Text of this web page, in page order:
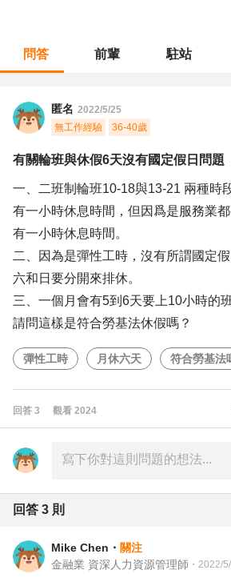
問答 前輩 駐站
匿名 2022/5/25
無工作經驗
36-40歲
有關輪班與休假6天沒有國定假日問題
一、二班制輪班10-18與13-21 兩種時
有一小時休息時間，但因爲是服務業
有一小時休息時間。
二、因為是彈性工時，沒有所謂國定
六和日要分開來排休。
三、一個月會有5到6天要上10小時的班
請問這樣是符合勞基法休假嗎？
彈性工時 月休六天 符合勞基法
回答 3 觀看 2024
回答 3 則
Mike Chen ・ 關注
金融業 資深人力資源管理師 ・ 2022/